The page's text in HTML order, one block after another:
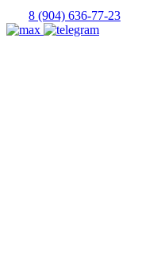
8 (904) 636-77-23